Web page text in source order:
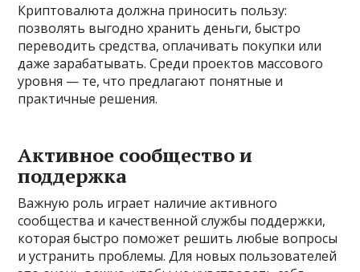
Криптовалюта должна приносить пользу:
позволять выгодно хранить деньги, быстро
переводить средства, оплачивать покупки или
даже зарабатывать. Среди проектов массового
уровня — те, что предлагают понятные и
практичные решения.
Активное сообщество и
поддержка
Важную роль играет наличие активного
сообщества и качественной службы поддержки,
которая быстро поможет решить любые вопросы
и устранить проблемы. Для новых пользователей